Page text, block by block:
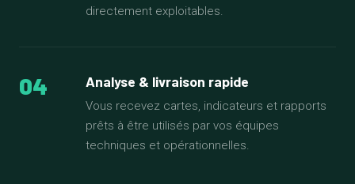
directement exploitables.
04 Analyse & livraison rapide
Vous recevez cartes, indicateurs et rapports
prêts à être utilisés par vos équipes
techniques et opérationnelles.